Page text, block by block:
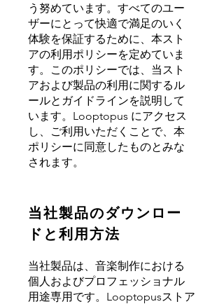
う努めています。すべてのユー
ザーにとって快適で満足のいく
体験を保証するために、本スト
アの利用ポリシーを定めていま
す。このポリシーでは、当スト
アおよび製品の利用に関するル
ールとガイドラインを説明して
います。Looptopus にアクセス
し、ご利用いただくことで、本
ポリシーに同意したものとみな
されます。
当社製品のダウンロー
ドと利用方法
当社製品は、音楽制作における
個人およびプロフェッショナル
用途専用です。Looptopusストア